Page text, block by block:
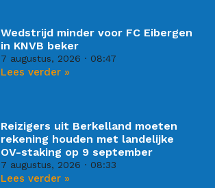
Wedstrijd minder voor FC Eibergen
in KNVB beker
7 augustus, 2026 08:47
Lees verder »
Reizigers uit Berkelland moeten
rekening houden met landelijke
OV-staking op 9 september
7 augustus, 2026 08:33
Lees verder »